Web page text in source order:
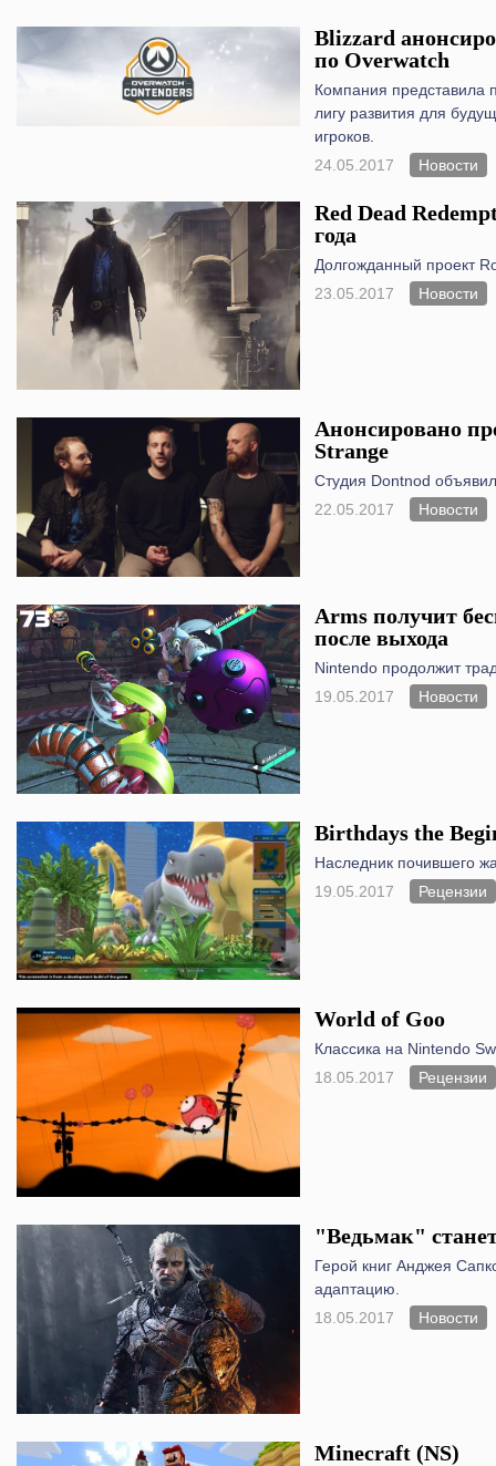
Blizzard
по Overwatch
Компания представила
лигу развития для
игроков.
24.05.2017
Новости
Red Dead
года
Долгожданный проект
23.05.2017
Новости
Анонсировано
Strange
Студия Dontnod
22.05.2017
Новости
Arms получит
после выхода
Nintendo продолжит
19.05.2017
Новости
Birthdays the
Наследник почившего
19.05.2017
Рецензии
World of Goo
Классика на Nintendo
18.05.2017
Рецензии
"Ведьмак"
Герой книг Анджея
адаптацию.
18.05.2017
Новости
Minecraft (NS)